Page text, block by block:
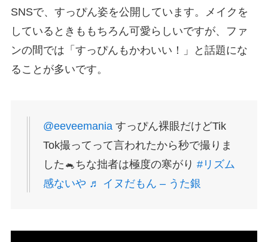
SNSで、すっぴん姿を公開しています。メイクを
しているときももちろん可愛らしいですが、ファ
ンの間では「すっぴんもかわいい！」と話題にな
ることが多いです。
@eeveemaniaすっぴん裸眼だけどTik
Tok撮ってって言われたから秒で撮りま
した🐁ちな拙者は極度の寒がり #リズム
感ないや ♬ イヌだもん – うた銀